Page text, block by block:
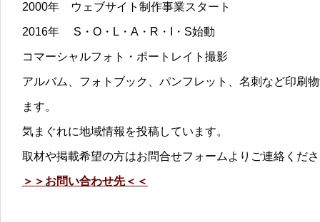
2000年 ウェブサイト制作事業スタート
2016年 S・O・L・A・R・I・S始動
コマーシャルフォト・ポートレイト撮影
アルバム、フォトブック、パンフレット、名刺など印刷
ます。
気まぐれに地域情報を投稿しています。
取材や掲載希望の方はお問合せフォームよりご連絡くだ
＞＞お問い合わせ先＜＜